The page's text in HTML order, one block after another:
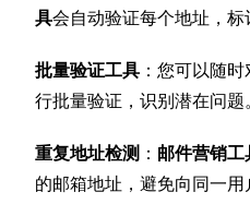
具会自动验证每个地址，标
批量验证工具 ：您可以随
行批量验证，识别潜在问题
重复地址检测 ： 邮件营销工
的邮箱地址，避免向同一用